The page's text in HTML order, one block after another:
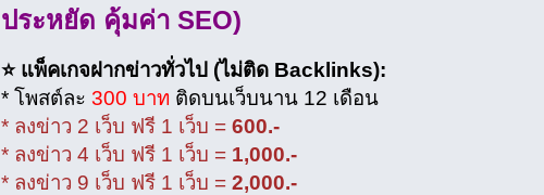
ประหยัด คุ้มค่า SEO)
⭐ แพ็คเกจฝากข่าวทั่วไป (ไม่ติด Backlinks):
* โพสต์ละ 300 บาท ติดบนเว็บนาน 12 เดือน
* ลงข่าว 2 เว็บ ฟรี 1 เว็บ = 600.-
* ลงข่าว 4 เว็บ ฟรี 1 เว็บ = 1,000.-
* ลงข่าว 9 เว็บ ฟรี 1 เว็บ = 2,000.-